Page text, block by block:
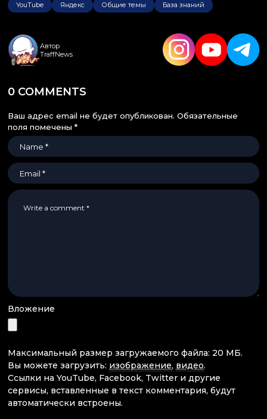
YouTube
Яндекс Общие темы База знаний
Автор
TraffNews
0 COMMENTS
Ваш адрес email не будет опубликован. Обязательные
поля помечены *
Вложение
Максимальный размер загружаемого файла: 20 МБ.
Вы можете загрузить: изображение, видео.
Ссылки на YouTube, Facebook, Twitter и другие
сервисы, вставленные в текст комментария, будут
автоматически встроены.